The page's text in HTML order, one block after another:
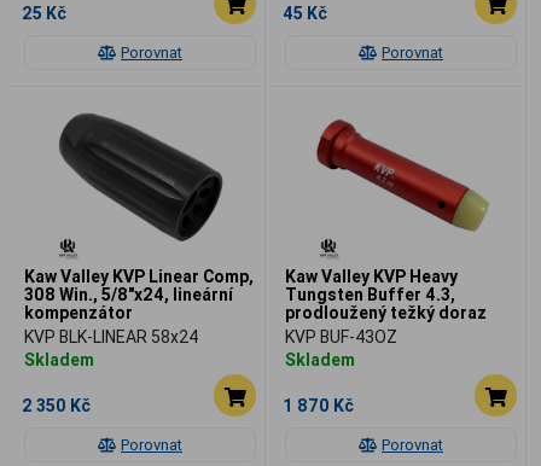
Porovnat
25 Kč
Porovnat
45 Kč
Porovnat
Kaw Valley KVP Linear Comp,
308 Win., 5/8"x24, lineární
kompenzátor
KVP BLK-LINEAR 58x24
Skladem
2 350 Kč
Porovnat
Kaw Valley KVP Heavy
Tungsten Buffer 4.3,
prodloužený težký doraz
záveru
KVP BUF-43OZ
Skladem
1 870 Kč